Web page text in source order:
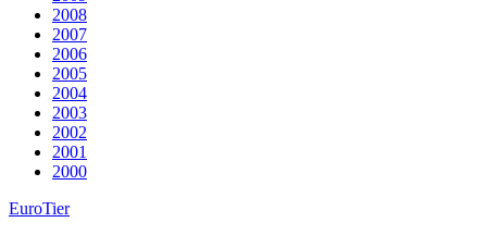
2008
2007
2006
2005
2004
2003
2002
2001
2000
EuroTier